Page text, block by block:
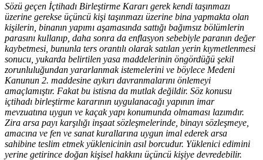
Sözü geçen İçtihadı Birleştirme Kararı gerek kendi taşınmazı
üzerine gerekse üçüncü kişi taşınmazı üzerine bina yapmakta olan
kişilerin, binanın yapımı aşamasında sattığı bağımsız bölümlerin
parasını kullanıp, daha sonra da enflasyon sebebiyle paranın değer
kaybetmesi, bununla ters orantılı olarak satılan yerin kıymetlenmesi
sonucu, yukarda belirtilen yasa maddelerinin öngördüğü şekil
zorunluluğundan yararlanmak istemelerini ve böylece Medeni
Kanunun 2. maddesine aykırı davranmalarını önlemeyi
amaçlamıştır. Fakat bu istisna da mutlak değildir. Söz konusu
içtihadı birleştirme kararının uygulanacağı yapının imar
mevzuatına uygun ve kaçak yapı konumunda olmaması lazımdır.
Zira arsa payı karşılığı inşaat sözleşmelerinde, binayı sözleşmeye,
amacına ve fen ve sanat kurallarına uygun imal ederek arsa
sahibine teslim etmek yüklenicinin asıl borcudur. Yüklenici edimini
yerine getirince doğan kişisel hakkını üçüncü kişiye devredebilir.